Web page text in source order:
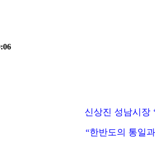
신상진 성남시장
“한반도의 통일